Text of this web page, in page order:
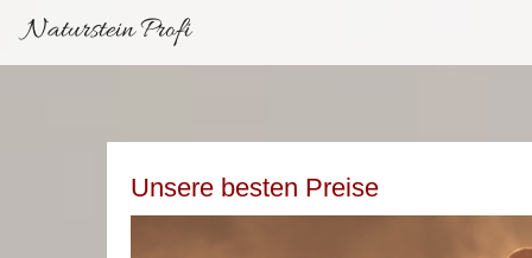
Naturstein Profi
Unsere besten Preise